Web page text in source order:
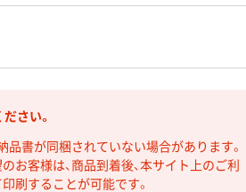
さい。
品書が同梱されていない場合があります。
お客様は、商品到着後、本サイト上のご利
刷することが可能です。